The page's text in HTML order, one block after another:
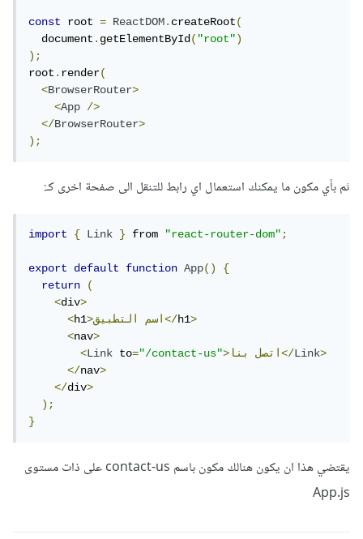
const root = ReactDOM.createRoot(
  document
.getElementById("root")
);
root.render(
<BrowserRouter>
<App
/>
</BrowserRouter>
);
ثم بأي مكون ما يمكنك استعمال اي رابط للتنقل الى صفحة اخرى كـ:
import { Link } from "react-router-dom";
export default function App()
{
return
(
<div>
<h1 >اسمالتطبيق</h1>
<nav>
<Link to="/contact-us" >اتصلبنا</Link>
</nav>
</div>
);
}
يقتضي هذا ان يكون هنالك مكون باسم contact-us على ذات مستوى
App.js